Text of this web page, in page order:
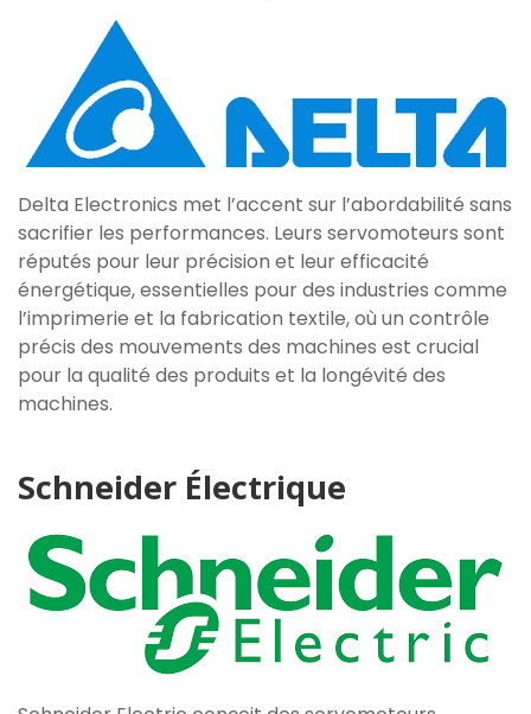
Delta Electronics met l’accent sur l’abordabilité sans
sacrifier les performances. Leurs servomoteurs sont
réputés pour leur précision et leur efficacité
énergétique, essentielles pour des industries comme
l’imprimerie et la fabrication textile, où un contrôle
précis des mouvements des machines est crucial
pour la qualité des produits et la longévité des
machines.
Schneider Électrique